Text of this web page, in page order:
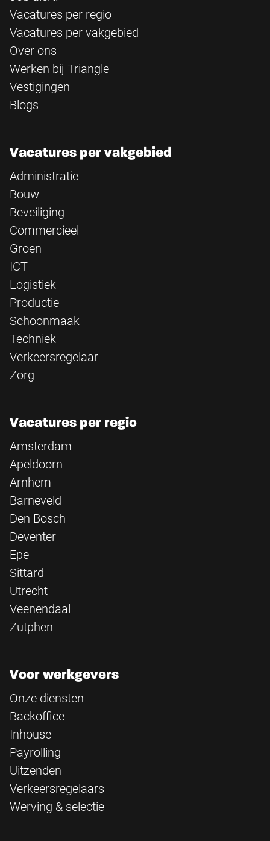
Vacatures per regio
Vacatures per vakgebied
Over ons
Werken bij Triangle
Vestigingen
Blogs
Vacatures per vakgebied
Administratie
Bouw
Beveiliging
Commercieel
Groen
ICT
Logistiek
Productie
Schoonmaak
Techniek
Verkeersregelaar
Zorg
Vacatures per regio
Amsterdam
Apeldoorn
Arnhem
Barneveld
Den Bosch
Deventer
Epe
Sittard
Utrecht
Veenendaal
Zutphen
Voor werkgevers
Onze diensten
Backoffice
Inhouse
Payrolling
Uitzenden
Verkeersregelaars
Werving & selectie